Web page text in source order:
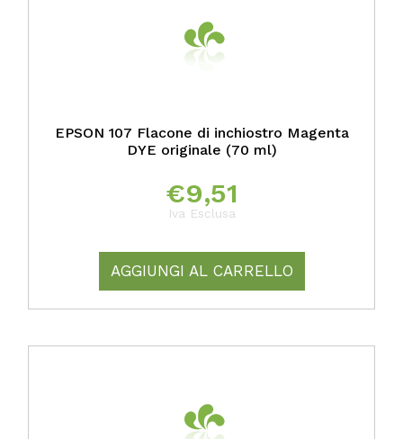
EPSON 107 Flacone di inchiostro Magenta
DYE originale (70 ml)
€9,51
Iva Esclusa
AGGIUNGI AL CARRELLO